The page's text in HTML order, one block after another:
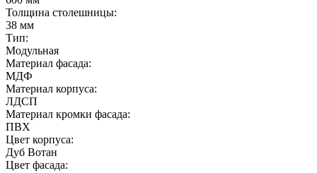
Толщина столешницы:
38 мм
Тип:
Модульная
Материал фасада:
МДФ
Материал корпуса:
ЛДСП
Материал кромки фасада:
ПВХ
Цвет корпуса:
Дуб Вотан
Цвет фасада: